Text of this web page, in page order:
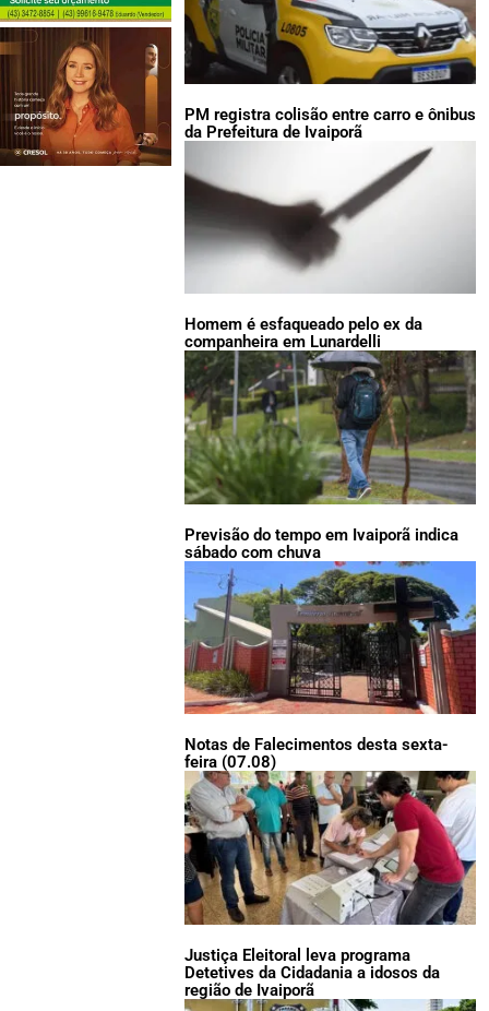
PM registra colisão entre carro e ônibus
da Prefeitura de Ivaiporã
Homem é esfaqueado pelo ex da
companheira em Lunardelli
Previsão do tempo em Ivaiporã indica
sábado com chuva
Notas de Falecimentos desta sexta-
feira (07.08)
Justiça Eleitoral leva programa
Detetives da Cidadania a idosos da
região de Ivaiporã